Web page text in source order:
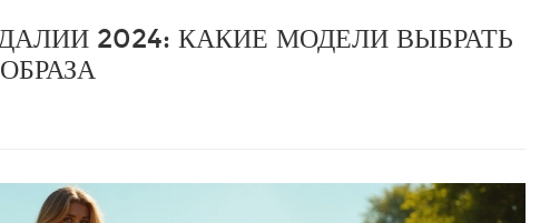
2024: КАКИЕ МОДЕЛИ ВЫБРАТЬ